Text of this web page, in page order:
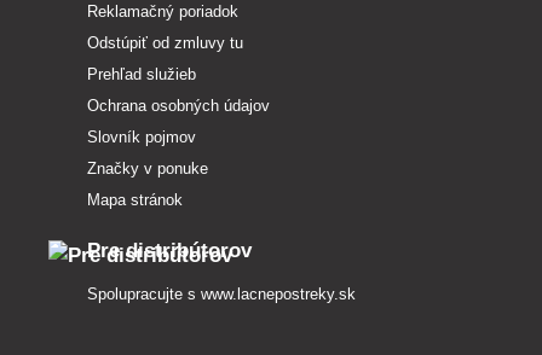
Reklamačný poriadok
Odstúpiť od zmluvy tu
Prehľad služieb
Ochrana osobných údajov
Slovník pojmov
Značky v ponuke
Mapa stránok
Pre distribútorov
Spolupracujte s www.lacnepostreky.sk